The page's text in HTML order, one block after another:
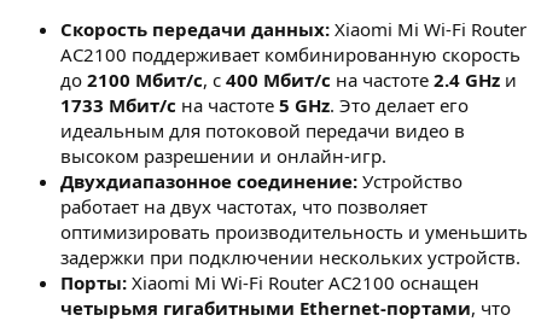
Скорость передачи данных: Xiaomi Mi Wi-Fi Router
AC2100 поддерживает комбинированную скорость
до 2100 Мбит/с, с 400 Мбит/с на частоте 2.4 GHz и
1733 Мбит/с на частоте 5 GHz. Это делает его
идеальным для потоковой передачи видео в
высоком разрешении и онлайн-игр.
Двухдиапазонное соединение: Устройство
работает на двух частотах, что позволяет
оптимизировать производительность и уменьшить
задержки при подключении нескольких устройств.
Порты: Xiaomi Mi Wi-Fi Router AC2100 оснащен
четырьмя гигабитными Ethernet-портами, что